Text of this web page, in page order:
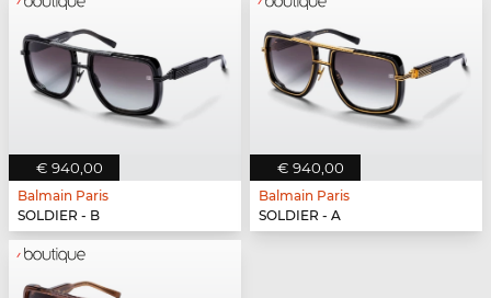
€ 940,00
Balmain Paris
SOLDIER - B
€ 940,00
Balmain Paris
SOLDIER - A